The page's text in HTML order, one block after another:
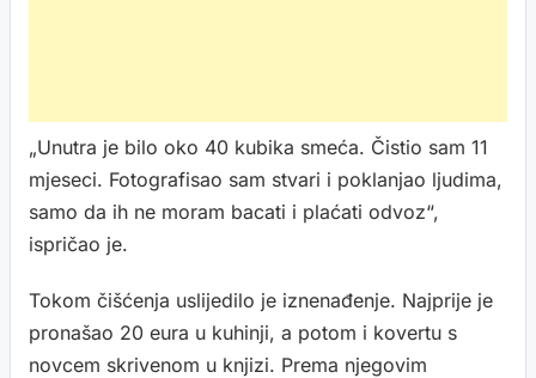
„Unutra je bilo oko 40 kubika smeća. Čistio sam 11
mjeseci. Fotografisao sam stvari i poklanjao ljudima,
samo da ih ne moram bacati i plaćati odvoz“,
ispričao je.
Tokom čišćenja uslijedilo je iznenađenje. Najprije je
pronašao 20 eura u kuhinji, a potom i kovertu s
novcem skrivenom u knjizi. Prema njegovim